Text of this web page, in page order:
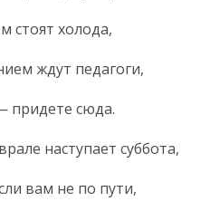
стоят холода,
ждут педагоги,
придете сюда.
наступает суббота,
вам не по пути,